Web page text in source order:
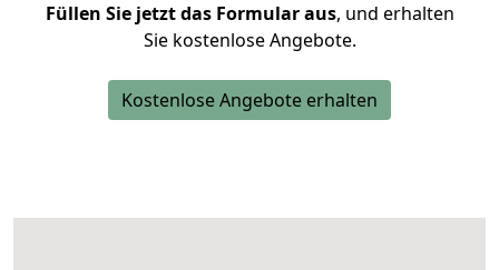
Füllen Sie jetzt das Formular aus, und erhalten
Sie kostenlose Angebote.
Kostenlose Angebote erhalten